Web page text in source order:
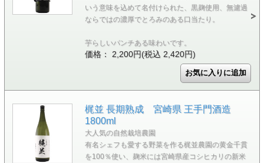
いう意味を込めて名付けられた、黒麹使用、無濾過
ならではの濃厚でとろみのある口当たり。
芋らしいパンチある味わいです。
価格： 2,200円(税込 2,420円)
梶並 長期熟成 宮崎県 王手門酒造
1800ml
大人気の自然栽培農園
有名シェフも愛する野菜を作る梶並農園の黄金千貫
を100％使い、麹米には宮崎県産コシヒカリの新米